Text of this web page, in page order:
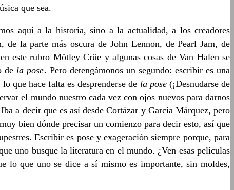
que sea.
aquí a la historia, sino a la actualidad, a los creadores
de la parte más oscura de John Lennon, de Pearl Jam, de
este rubro Mötley Crüe y algunas cosas de Van Halen se
de la pose. Pero detengámonos un segundo: escribir es una
que hace falta es desprenderse de la pose(¡Desnudarse de
el mundo nuestro cada vez con ojos nuevos para darnos
a decir que es así desde Cortázar y García Márquez, pero
bien dónde precisar un comienzo para decir esto, así que
Escribir es pose y exageración siempre porque, para
uno busque la literatura en el mundo. ¿Ven esas películas
lo que uno se dice a sí mismo es importante, sin moldes,